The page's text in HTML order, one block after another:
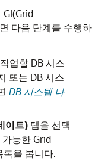
GI(Grid
다음 단계를 수행하
업할 DB 시스
또는 DB 시스
DB 시스템 나
이트) 탭을 선택
능한 Grid
을 봅니다.